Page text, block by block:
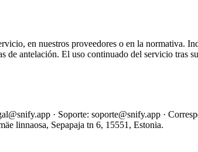
en nuestros proveedores o en la normativa.
antelación. El uso continuado del servicio tras
· Soporte: soporte@snify.app ·
linnaosa, Sepapaja tn 6, 15551, Estonia.